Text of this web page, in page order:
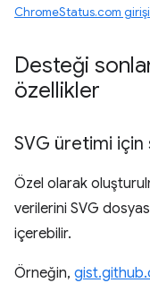
ChromeStatus.com girişi
Desteği
özellikler
SVG üretimi için
Özel olarak
verilerini SVG
içerebilir.
Örneğin,